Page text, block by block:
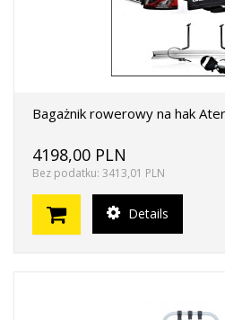
Bagażnik rowerowy na hak
4198,00 PLN
Bez podatku: 3413,01 PLN
Details